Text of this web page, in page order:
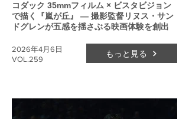
コダック 35mmフィルム × ビスタビジョン
で描く『嵐が丘』 ― 撮影監督リヌス・サン
ドグレンが五感を揺さぶる映画体験を創出
VOL.259
2026年4月6日 もっと見る